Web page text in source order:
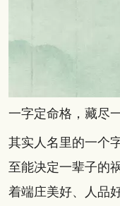
一字定命格，藏尽
其实人名里的一个
至能决定一辈子的
着端庄美好、人品